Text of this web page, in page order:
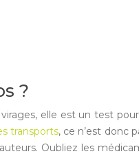
?
elle est un test
transports, ce n’est donc
Oubliez les